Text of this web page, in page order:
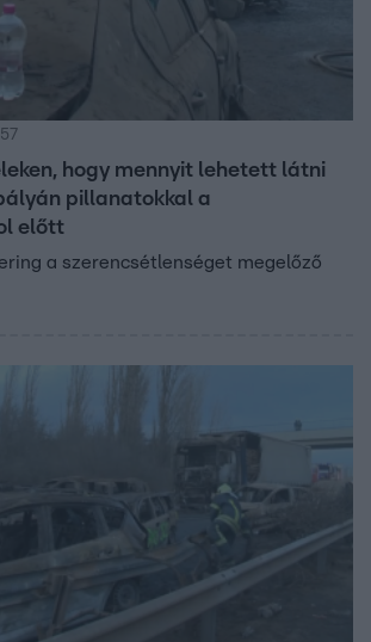
hogy mennyit lehetett látni
pillanatokkal a
előtt
a szerencsétlenséget megelőző